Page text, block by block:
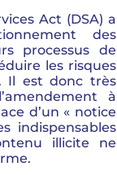
Act (DSA) a
des
processus de
les risques
Il est donc très
à
d’un « notice
indispensables
illicite ne